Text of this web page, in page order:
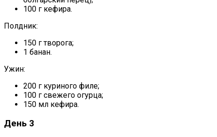
100 г кефира.
Полдник:
150 г творога;
1 банан.
Ужин:
200 г куриного филе;
100 г свежего огурца;
150 мл кефира.
День 3